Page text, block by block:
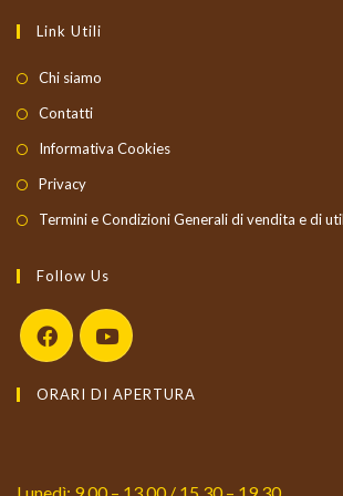
Link Utili
Chi siamo
Contatti
Informativa Cookies
Privacy
Termini e Condizioni Generali di vendita e di
Follow Us
in
tab
in
tab
ORARI DI APERTURA